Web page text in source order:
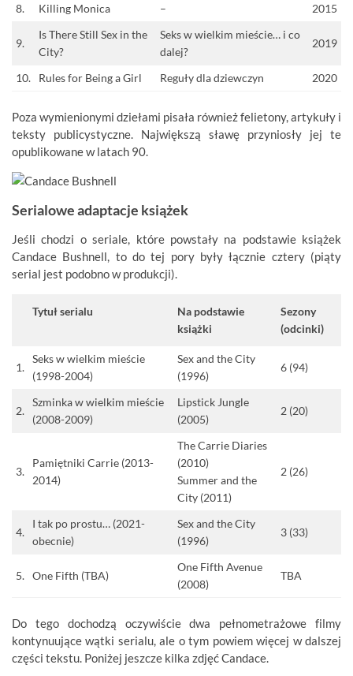
8.
Killing Monica – 2015
9.
Is There Still Sex in the
City?
Seks w wielkim mieście… i co
dalej?
2019
10. Rules for Being a Girl Reguły dla dziewczyn 2020
Poza wymienionymi dziełami pisała również felietony, artykuły i
teksty publicystyczne. Największą sławę przyniosły jej te
opublikowane w latach 90.
Serialowe adaptacje książek
Jeśli chodzi o seriale, które powstały na podstawie książek
Candace Bushnell, to do tej pory były łącznie cztery (piąty
serial jest podobno w produkcji).
Tytuł serialu
Na podstawie
książki
Sezony
(odcinki)
1.
Seks w wielkim mieście
(1998-2004)
Sex and the City
(1996)
6 (94)
2.
Szminka w wielkim mieście
(2008-2009)
Lipstick Jungle
(2005)
2 (20)
3.
Pamiętniki Carrie (2013-
2014)
The Carrie Diaries
(2010)
Summer and the
City (2011)
2 (26)
4.
I tak po prostu… (2021-
obecnie)
Sex and the City
(1996)
3 (33)
5. One Fifth (TBA)
One Fifth Avenue
(2008)
TBA
Do tego dochodzą oczywiście dwa pełnometrażowe filmy
kontynuujące wątki serialu, ale o tym powiem więcej w dalszej
części tekstu. Poniżej jeszcze kilka zdjęć Candace.